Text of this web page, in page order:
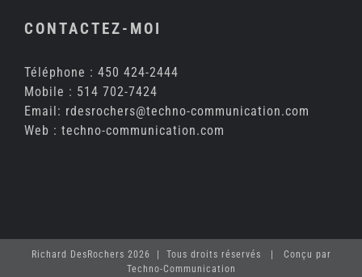
CONTACTEZ-MOI
Téléphone : 450 424-2444
Mobile : 514 702-7424
Email: rdesrochers@techno-communication.com
Web : techno-communication.com
Richard DesRochers 2026 | Tous droits réservés | Conçu par
Techno-Communication